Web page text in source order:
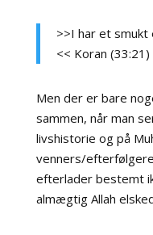
>>I har et smukt
<< Koran (33:21)
Men der er bare
sammen, når man
livshistorie og på
venners/
efterlader bestemt
almægtig Allah